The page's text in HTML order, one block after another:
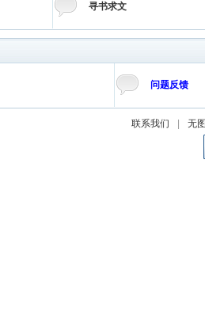
寻书求文
问题反馈
联系我们 无